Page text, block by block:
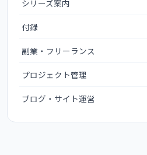
シリーズ案内
付録
副業・フリーランス
プロジェクト管理
ブログ・サイト運営